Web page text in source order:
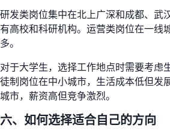
研发类岗位集中在北上广深和成都、武
有高校和科研机构。运营类岗位在一线
多。
对于大学生，选择工作地点时需要考虑
徒制岗位在中小城市，生活成本低但发
城市，薪资高但竞争激烈。
六、如何选择适合自己的方向